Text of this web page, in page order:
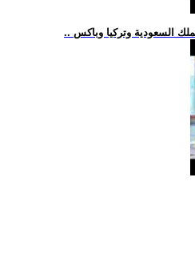
السعودية وتركيا وباكس